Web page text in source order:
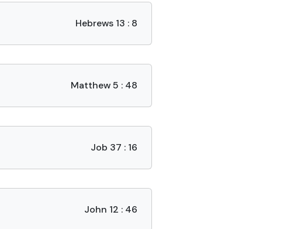
Hebrews 13 : 8
Matthew 5 : 48
Job 37 : 16
John 12 : 46